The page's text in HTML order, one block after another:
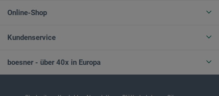
Online-Shop
Kundenservice
boesner - über 40x in Europa